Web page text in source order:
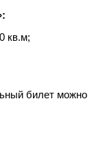
кв.м;
билет можно